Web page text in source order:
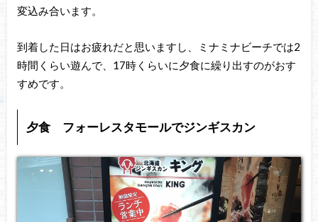
変込み合います。
到着した日はお疲れだと思いますし、ミナミナビーチでは2
時間くらい遊んで、17時くらいに夕食に繰り出すのがおす
すめです。
夕食 フォーレスタモールでジンギスカン